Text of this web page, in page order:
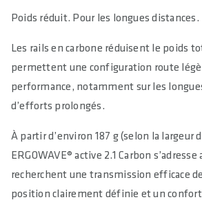
Poids réduit. Pour les longues distances.
Les rails en carbone réduisent le poids
permettent une configuration route
performance, notamment sur les
d’efforts prolongés.
À partir d’environ 187 g (selon la largeur
ERGOWAVE® active 2.1 Carbon
recherchent une transmission efficace
position clairement définie et un confort